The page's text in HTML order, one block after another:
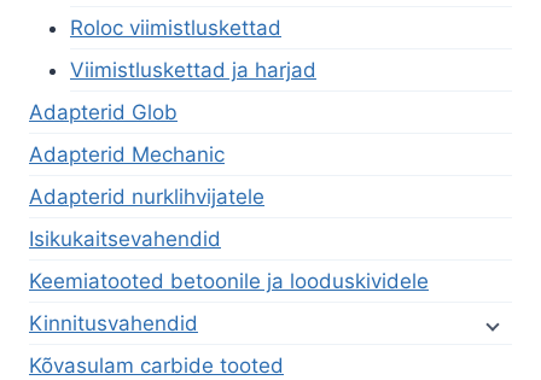
Roloc viimistluskettad
Viimistluskettad ja harjad
Adapterid Glob
Adapterid Mechanic
Adapterid nurklihvijatele
Isikukaitsevahendid
Keemiatooted betoonile ja looduskividele
Kinnitusvahendid
Kõvasulam carbide tooted